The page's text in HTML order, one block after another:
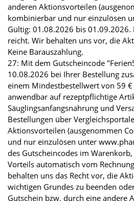
anderen Aktionsvorteilen
kombinierbar und nur einzulösen
Gültig: 01.08.2026 bis 01.09.2026.
reicht. Wir behalten uns vor, die
Keine Barauszahlung.
27: Mit dem Gutscheincode
10.08.2026 bei Ihrer Bestellung
einem Mindestbestellwert von 59
anwendbar auf rezeptpflichtige
Säuglingsanfangsnahrung und
Bestellungen über
Aktionsvorteilen (ausgenommen
und nur einzulösen unter
des Gutscheincodes im
Vorteils automatisch vom
behalten uns das Recht vor, die
wichtigen Grundes zu beenden
Gutschein bzw. durch eine andere